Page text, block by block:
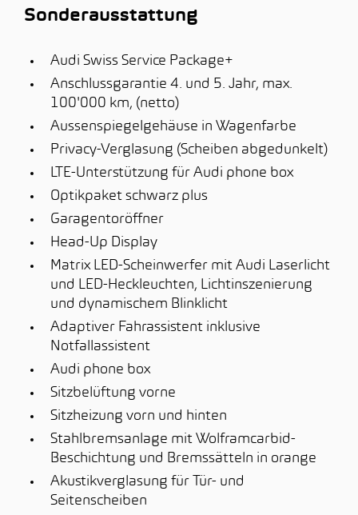
Sonderausstattung
Audi Swiss Service Package+
Anschlussgarantie 4. und 5. Jahr, max.
100'000 km, (netto)
Aussenspiegelgehäuse in Wagenfarbe
Privacy-Verglasung (Scheiben abgedunkelt)
LTE-Unterstützung für Audi phone box
Optikpaket schwarz plus
Garagentoröffner
Head-Up Display
Matrix LED-Scheinwerfer mit Audi Laserlicht
und LED-Heckleuchten, Lichtinszenierung
und dynamischem Blinklicht
Adaptiver Fahrassistent inklusive
Notfallassistent
Audi phone box
Sitzbelüftung vorne
Sitzheizung vorn und hinten
Stahlbremsanlage mit Wolframcarbid-
Beschichtung und Bremssätteln in orange
Akustikverglasung für Tür- und
Seitenscheiben